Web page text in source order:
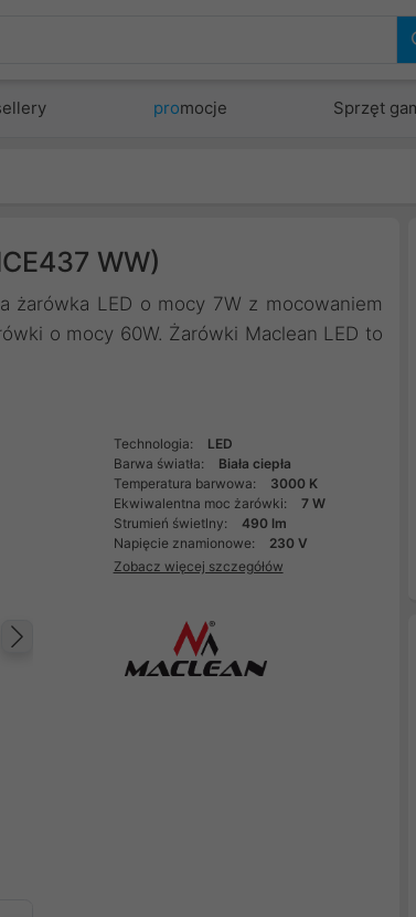
promocje Sprzęt
WW)
żarówka LED o mocy 7W z mocowaniem
o mocy 60W. Żarówki Maclean LED to
Następny
Technologia:
LED
Barwa światła:
Biała ciepła
Temperatura barwowa:
3000 K
Ekwiwalentna moc żarówki:
7 W
Strumień świetlny:
490 lm
Napięcie znamionowe:
230 V
Zobacz więcej szczegółów